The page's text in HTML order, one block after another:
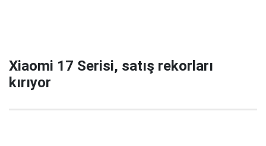
Xiaomi 17 Serisi, satış rekorları
kırıyor